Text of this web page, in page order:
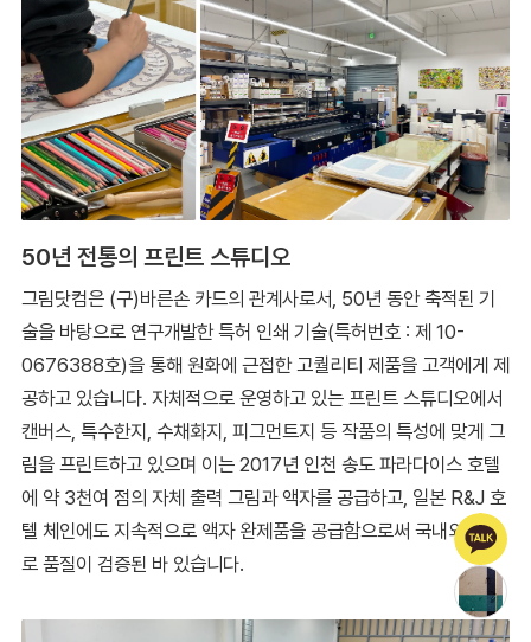
50년 전통의 프린트 스튜디오
그림닷컴은 (구)바른손 카드의 관계사로서, 50년 동안 축적된 기
술을 바탕으로 연구개발한 특허 인쇄 기술(특허번호 : 제 10-
0676388호)을 통해 원화에 근접한 고퀄리티 제품을 고객에게 제
공하고 있습니다. 자체적으로 운영하고 있는 프린트 스튜디오에서
캔버스, 특수한지, 수채화지, 피그먼트지 등 작품의 특성에 맞게 그
림을 프린트하고 있으며 이는 2017년 인천 송도 파라다이스 호텔
에 약 3천여 점의 자체 출력 그림과 액자를 공급하고, 일본 R&J 호
텔 체인에도 지속적으로 액자 완제품을 공급함으로써 국내외적으
로 품질이 검증된 바 있습니다.